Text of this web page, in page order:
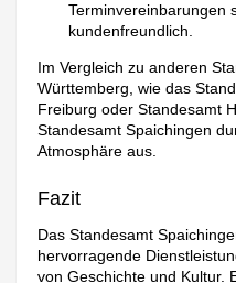
Terminvereinbarungen
kundenfreundlich.
Im Vergleich zu anderen
Württemberg, wie das
Freiburg oder Standesamt
Standesamt Spaichingen
Atmosphäre aus.
Fazit
Das Standesamt
hervorragende
von Geschichte und Kultur.